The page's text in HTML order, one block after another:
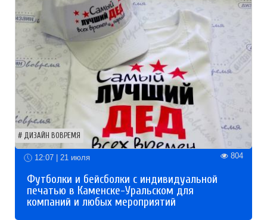
ДИЗАЙН ВОВРЕМЯ
12:07 | 21 июля 804
Футболки и бейсболки с индивидуальной
печатью в Каменске-Уральском для
компаний и любых мероприятий